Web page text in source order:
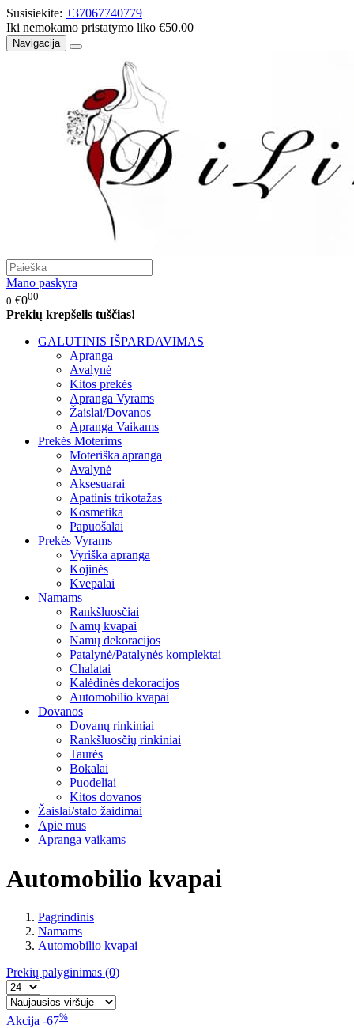
Susisiekite: +37067740779
Iki nemokamo pristatymo liko €50.00
Navigacija
Mano paskyra
0 €000
Prekių krepšelis tuščias!
GALUTINIS IŠPARDAVIMAS
Apranga
Avalynė
Kitos prekės
Apranga Vyrams
Žaislai/Dovanos
Apranga Vaikams
Prekės Moterims
Moteriška apranga
Avalynė
Aksesuarai
Apatinis trikotažas
Kosmetika
Papuošalai
Prekės Vyrams
Vyriška apranga
Kojinės
Kvepalai
Namams
Rankšluosčiai
Namų kvapai
Namų dekoracijos
Patalynė/Patalynės komplektai
Chalatai
Kalėdinės dekoracijos
Automobilio kvapai
Dovanos
Dovanų rinkiniai
Rankšluosčių rinkiniai
Taurės
Bokalai
Puodeliai
Kitos dovanos
Žaislai/stalo žaidimai
Apie mus
Apranga vaikams
Automobilio kvapai
Pagrindinis
Namams
Automobilio kvapai
Prekių palyginimas (0)
Akcija -67%